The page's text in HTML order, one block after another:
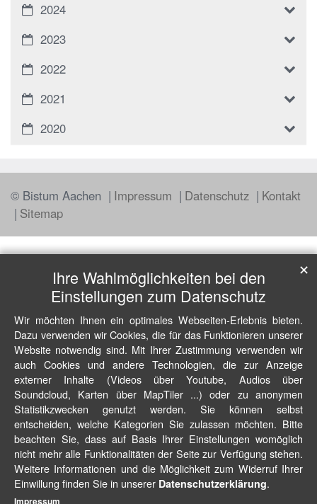
2024
2023
2022
2021
2020
© Bistum Aachen Impressum Datenschutz
Kontakt
Sitemap
Ihre Wahlmöglichkeiten bei den
Einstellungen zum Datenschutz
Wir möchten Ihnen ein optimales Webseiten-Erlebnis bieten.
Dazu verwenden wir Cookies, die für das Funktionieren unserer
Website notwendig sind. Mit Ihrer Zustimmung verwenden wir
auch Cookies und andere Technologien, die zur Anzeige
externer Inhalte (Videos über Youtube, Audios über
Soundcloud, Karten über MapTiler ...) oder zu anonymen
Statistikzwecken genutzt werden. Sie können selbst
entscheiden, welche Kategorien Sie zulassen möchten. Bitte
beachten Sie, dass auf Basis Ihrer Einstellungen womöglich
nicht mehr alle Funktionalitäten der Seite zur Verfügung stehen.
Weitere Informationen und die Möglichkeit zum Widerruf Ihrer
Einwillung finden Sie in unserer Datenschutzerklärung.
✕
Impressum